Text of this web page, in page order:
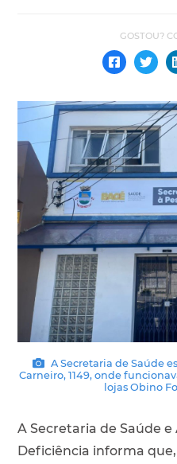
A Secretaria de Saúde
Carneiro, 1149, onde
lojas Obino
A Secretaria de Saúde
Deficiência informa